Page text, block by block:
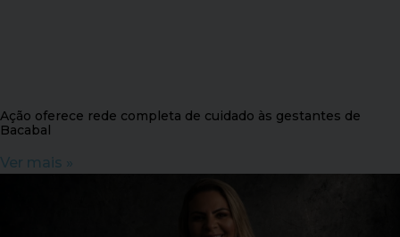
Ação oferece rede completa de cuidado às gestantes de
Bacabal
Ver mais »